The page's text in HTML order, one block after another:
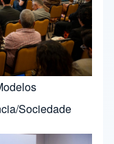
Sociedade